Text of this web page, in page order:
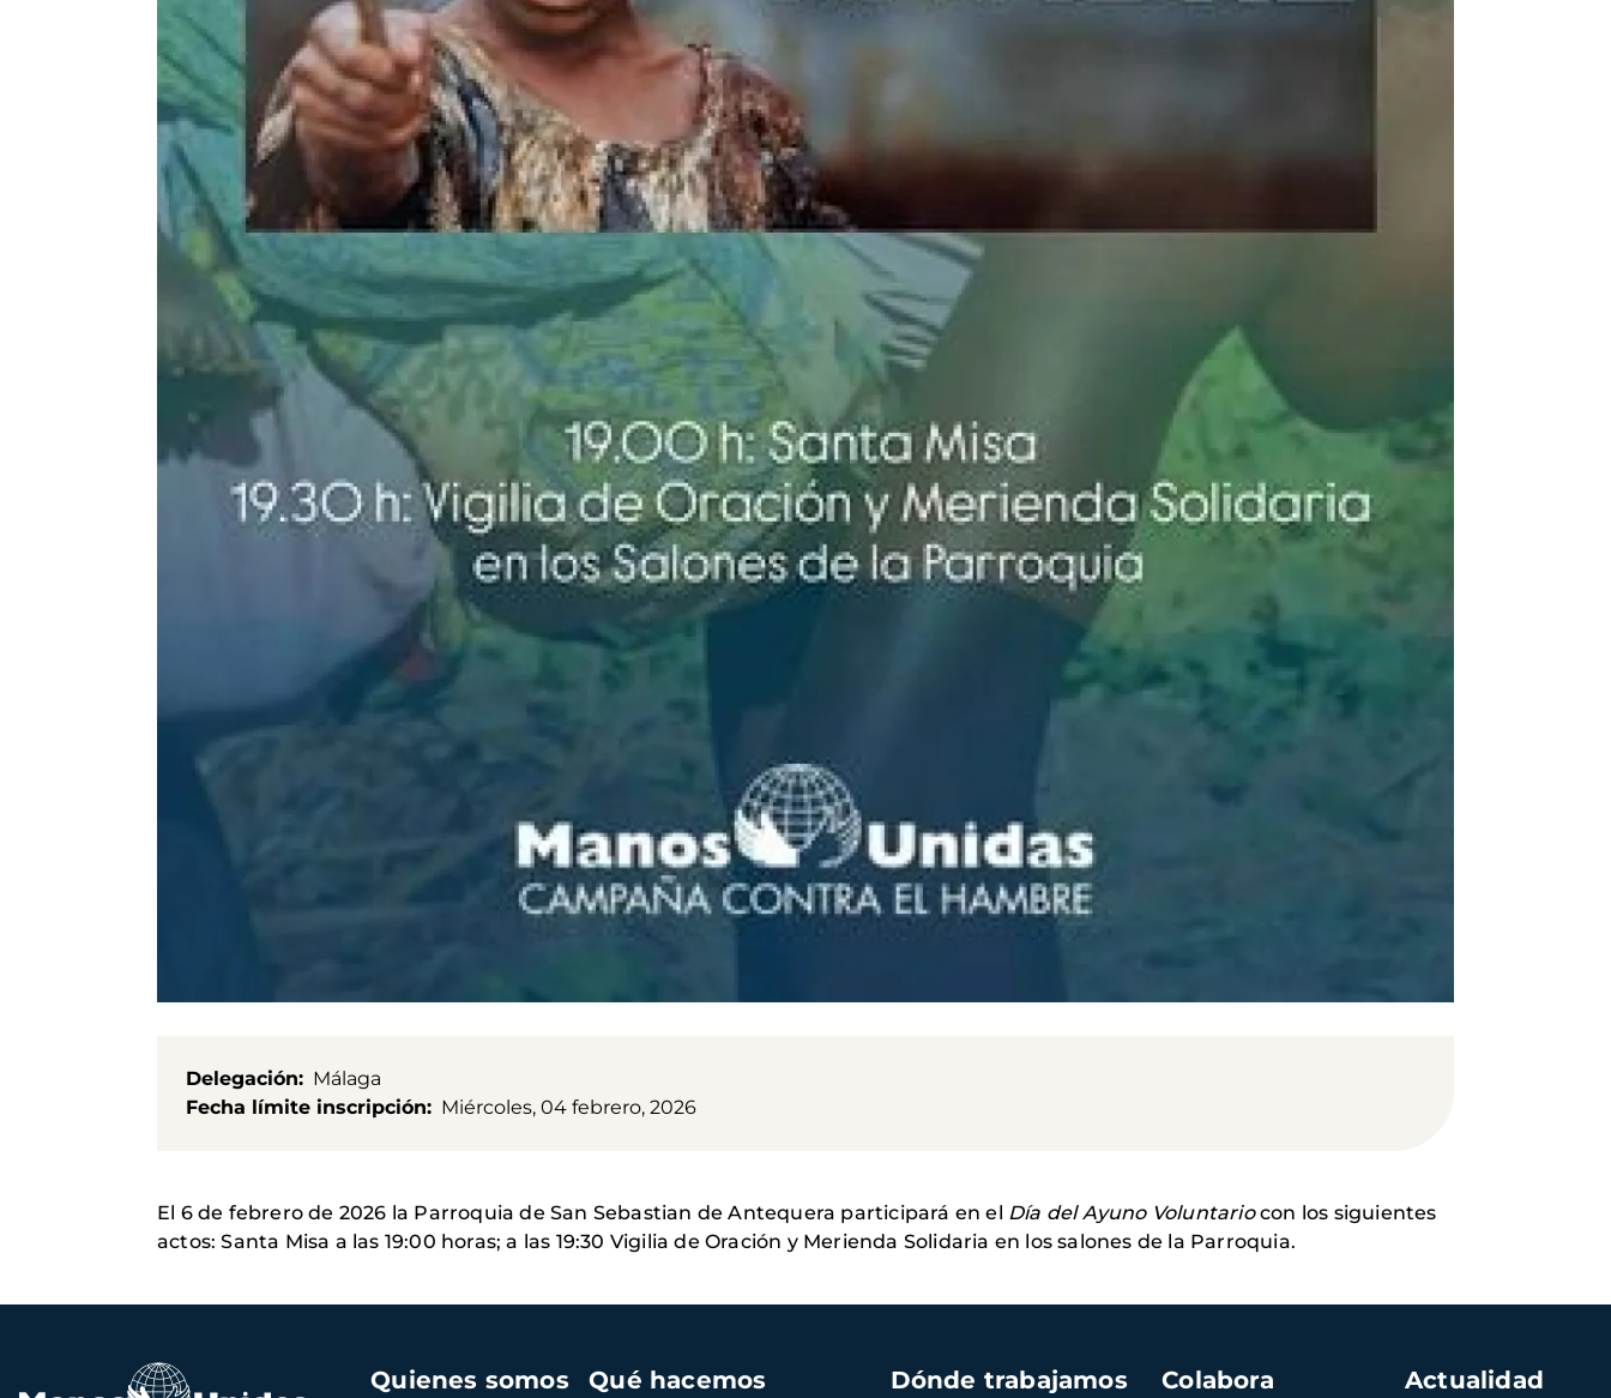
Delegación
Málaga
Fecha límite inscripción
Miércoles, 04 febrero, 2026
El 6 de febrero de 2026 la Parroquia de San Sebastian de Antequera participará en el Día del Ayuno Voluntariocon los siguientes
actos: Santa Misa a las 19:00 horas; a las 19:30 Vigilia de Oración y Merienda Solidaria en los salones de la Parroquia.
Navegación
Quienes somos Qué hacemos Dónde trabajamos Colabora Actualidad